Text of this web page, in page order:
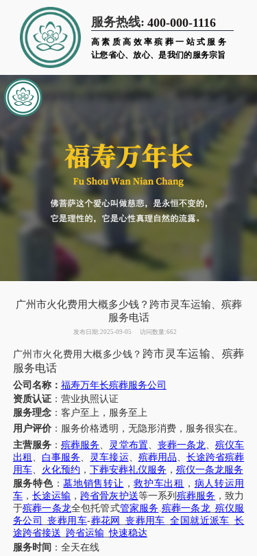
服务热线: 400-000-1116
高素质高效率殡葬一站式服务
让您省心、放心、是我们的服务宗旨
广州市火化费用大概多少钱？跨市灵车运输、殡葬
服务电话
发布日期:2025-09-05 访问数量:662
广州市火化费用 大概多少钱 ？ 跨市灵车运输
殡葬
服务电话
公司名称： 福寿万年长殡葬服务公司
资质认证：营业执照认证
服务理念：客户至上，服务至上
用户评价： 服务价格透明，无隐形消费，服务很实在。
主营服务 ：殡葬服务、 灵堂布置、 丧葬一条龙、殡仪车
出租 、 白事服务、 灵车接运、 殡葬用品、 长途跨省殡葬
用车、 火化预约 ， 下葬安葬礼仪服务 ， 殡仪一条龙服务
服务特色：墓地销售转让 ，救护车出租 ， 病人转运用
车， 长途运输 ，跨省骨灰护送等一系列 殡葬服务 ，致力
于殡葬一条龙全包托管式管家服务 .殡葬一条龙_ 殡仪服
务公司
_丧葬用车-葬花网 丧葬用车 全国就近派车 长
途跨省接送 跨省运输_快速稳达
服务时间 ：全天在线